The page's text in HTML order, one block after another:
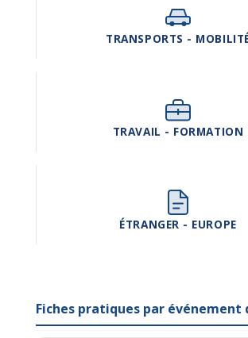
TRANSPORTS -
TRAVAIL - FORMATION
ÉTRANGER - EUROPE
Fiches pratiques par événement